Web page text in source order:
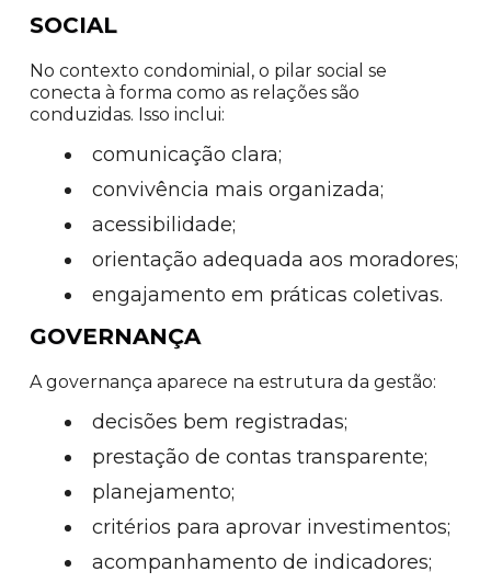
SOCIAL
No contexto condominial, o pilar social se
conecta à forma como as relações são
conduzidas. Isso inclui:
comunicação clara;
convivência mais organizada;
acessibilidade;
orientação adequada aos moradores;
engajamento em práticas coletivas.
GOVERNANÇA
A governança aparece na estrutura da gestão:
decisões bem registradas;
prestação de contas transparente;
planejamento;
critérios para aprovar investimentos;
acompanhamento de indicadores;